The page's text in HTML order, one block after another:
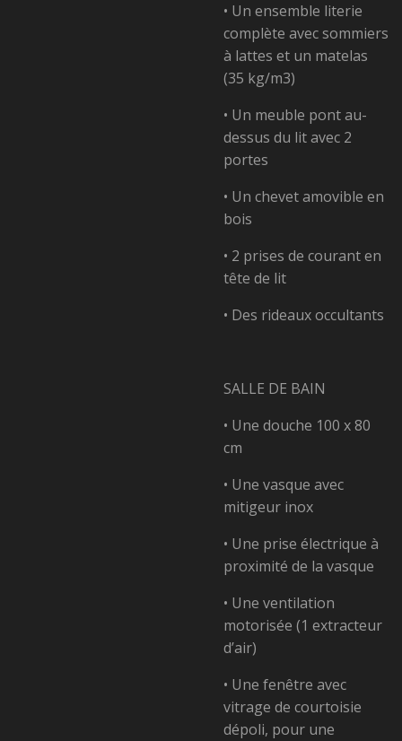
• Un ensemble literie
complète avec sommiers
à lattes et un matelas
(35 kg/m3)
• Un meuble pont au-
dessus du lit avec 2
portes
• Un chevet amovible en
bois
• 2 prises de courant en
tête de lit
• Des rideaux occultants
SALLE DE BAIN
• Une douche 100 x 80
cm
• Une vasque avec
mitigeur inox
• Une prise électrique à
proximité de la vasque
• Une ventilation
motorisée (1 extracteur
d’air)
• Une fenêtre avec
vitrage de courtoisie
dépoli, pour une